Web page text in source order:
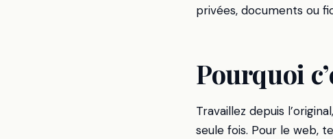
privées, documents ou
Pourquoi
Travaillez depuis
seule fois. Pour le web,